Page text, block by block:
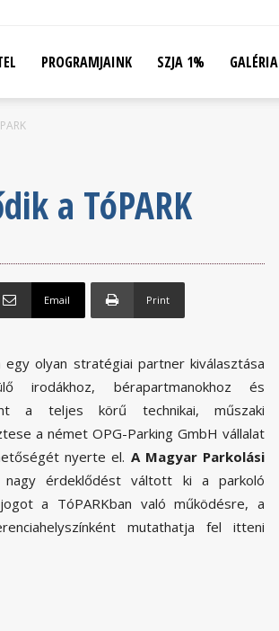
PROGRAMJAINK SZJA 1% GALÉRIA
a TóPARK
Email Print
olyan stratégiai partner kiválasztása
bérapartmanokhoz és
a teljes körű technikai, műszaki
a német OPG-Parking GmbH vállalat
nyerte el. A Magyar Parkolási
nagy érdeklődést váltott ki a parkoló
a TóPARKban való működésre, a
mutathatja fel itteni